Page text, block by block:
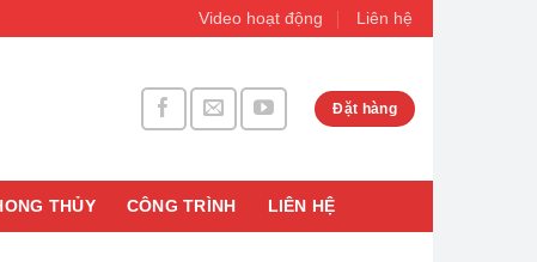
Video hoạt động Liên hệ
Đặt hàng
THỦY CÔNG TRÌNH LIÊN HỆ